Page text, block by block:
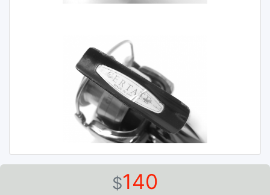
$140